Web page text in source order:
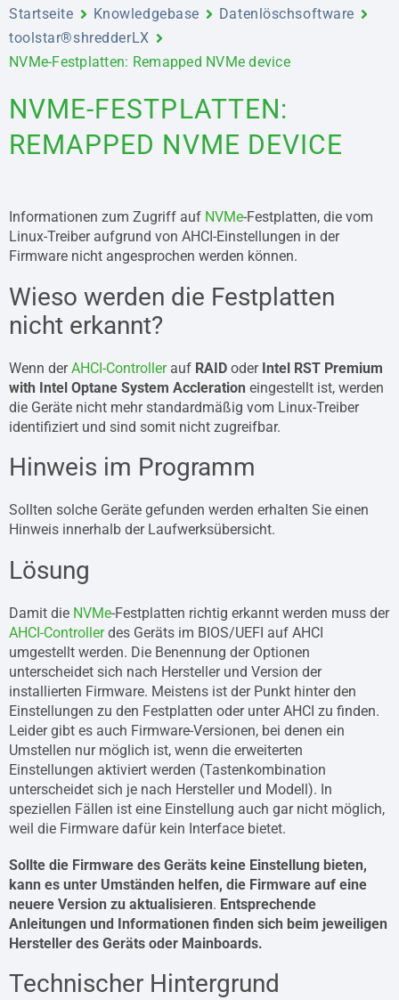
Startseite Knowledgebase
Datenlöschsoftware
toolstar®shredderLX
NVMe-Festplatten: Remapped NVMe device
NVME-FESTPLATTEN:
REMAPPED NVME DEVICE
Informationen zum Zugriff auf NVMe-Festplatten, die vom
Linux-Treiber aufgrund von AHCI-Einstellungen in der
Firmware nicht angesprochen werden können.
Wieso werden die Festplatten
nicht erkannt?
Wenn derAHCI-Controllerauf RAID oder Intel RST Premium
with Intel Optane System Accleration eingestellt ist, werden
die Geräte nicht mehr standardmäßig vom Linux-Treiber
identifiziert und sind somit nicht zugreifbar.
Hinweis im Programm
Sollten solche Geräte gefunden werden erhalten Sie einen
Hinweis innerhalb der Laufwerksübersicht.
Lösung
Damit die NVMe-Festplatten richtig erkannt werden muss der
AHCI-Controllerdes Geräts im BIOS/UEFI auf AHCI
umgestellt werden. Die Benennung der Optionen
unterscheidet sich nach Hersteller und Version der
installierten Firmware. Meistens ist der Punkt hinter den
Einstellungen zu den Festplatten oder unter AHCI zu finden.
Leider gibt es auch Firmware-Versionen, bei denen ein
Umstellen nur möglich ist, wenn die erweiterten
Einstellungen aktiviert werden (Tastenkombination
unterscheidet sich je nach Hersteller und Modell). In
speziellen Fällen ist eine Einstellung auch gar nicht möglich,
weil die Firmware dafür kein Interface bietet.
Sollte die Firmware des Geräts keine Einstellung bieten,
kann es unter Umständen helfen, die Firmware auf eine
neuere Version zu aktualisieren. Entsprechende
Anleitungen und Informationen finden sich beim jeweiligen
Hersteller des Geräts oder Mainboards.
Technischer Hintergrund